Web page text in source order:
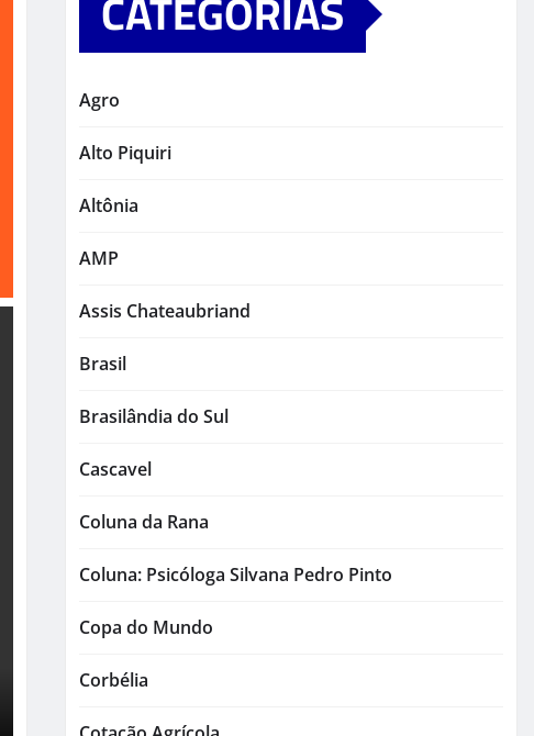
Agro
Alto Piquiri
Altônia
AMP
Assis Chateaubriand
Brasil
Brasilândia do Sul
Cascavel
Coluna da Rana
Coluna: Psicóloga Silvana Pedro Pinto
Copa do Mundo
Corbélia